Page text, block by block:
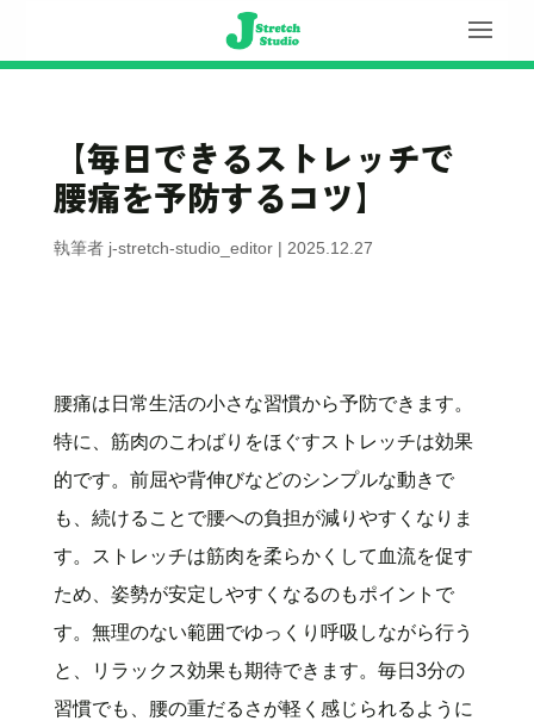
【毎日できるストレッチで
腰痛を予防するコツ】
執筆者 j-stretch-studio_editor| 2025.12.27
腰痛は日常生活の小さな習慣から予防できます。
特に、筋肉のこわばりをほぐすストレッチは効果
的です。前屈や背伸びなどのシンプルな動きで
も、続けることで腰への負担が減りやすくなりま
す。ストレッチは筋肉を柔らかくして血流を促す
ため、姿勢が安定しやすくなるのもポイントで
す。無理のない範囲でゆっくり呼吸しながら行う
と、リラックス効果も期待できます。毎日3分の
習慣でも、腰の重だるさが軽く感じられるように